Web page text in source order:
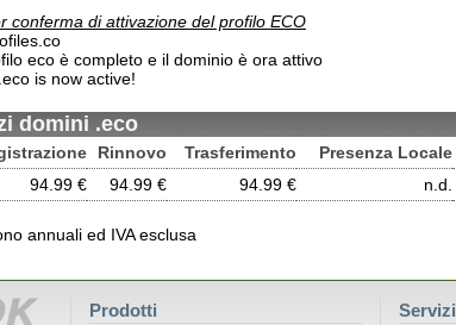
conferma di attivazione del profilo ECO
eco è completo e il dominio è ora attivo
is now active!
domini .eco
Rinnovo Trasferimento Presenza Locale
94.99 € 94.99 € 94.99 € n.d.
annuali ed IVA esclusa
Prodotti Servizi